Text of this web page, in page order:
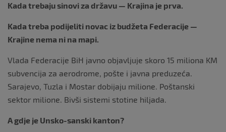
Kada trebaju sinovi za državu — Krajina je prva.
Kada treba podijeliti novac iz budžeta Federacije —
Krajine nema ni na mapi.
Vlada Federacije BiH javno objavljuje skoro 15 miliona KM
subvencija za aerodrome, pošte i javna preduzeća.
Sarajevo, Tuzla i Mostar dobijaju milione. Poštanski
sektor milione. Bivši sistemi stotine hiljada.
A gdje je Unsko-sanski kanton?